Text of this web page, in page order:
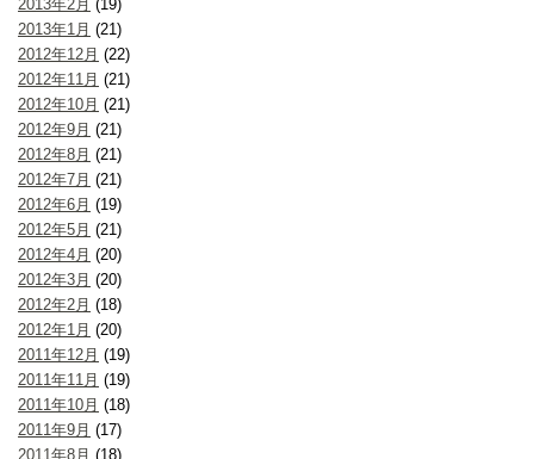
2013年2月 (19)
2013年1月 (21)
2012年12月 (22)
2012年11月 (21)
2012年10月 (21)
2012年9月 (21)
2012年8月 (21)
2012年7月 (21)
2012年6月 (19)
2012年5月 (21)
2012年4月 (20)
2012年3月 (20)
2012年2月 (18)
2012年1月 (20)
2011年12月 (19)
2011年11月 (19)
2011年10月 (18)
2011年9月 (17)
2011年8月 (18)